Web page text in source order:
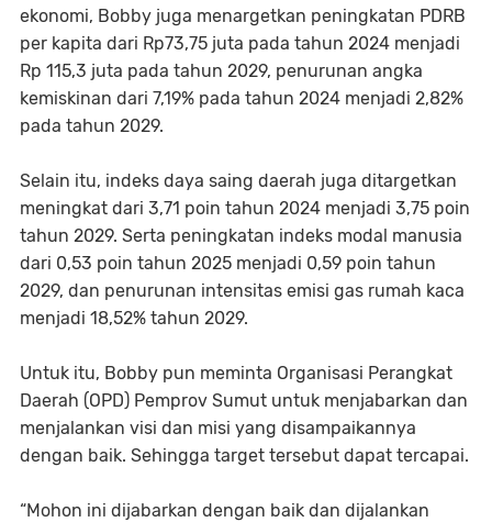
ekonomi, Bobby juga menargetkan peningkatan PDRB
per kapita dari Rp73,75 juta pada tahun 2024 menjadi
Rp 115,3 juta pada tahun 2029, penurunan angka
kemiskinan dari 7,19% pada tahun 2024 menjadi 2,82%
pada tahun 2029.
Selain itu, indeks daya saing daerah juga ditargetkan
meningkat dari 3,71 poin tahun 2024 menjadi 3,75 poin
tahun 2029. Serta peningkatan indeks modal manusia
dari 0,53 poin tahun 2025 menjadi 0,59 poin tahun
2029, dan penurunan intensitas emisi gas rumah kaca
menjadi 18,52% tahun 2029.
Untuk itu, Bobby pun meminta Organisasi Perangkat
Daerah (OPD) Pemprov Sumut untuk menjabarkan dan
menjalankan visi dan misi yang disampaikannya
dengan baik. Sehingga target tersebut dapat tercapai.
“Mohon ini dijabarkan dengan baik dan dijalankan